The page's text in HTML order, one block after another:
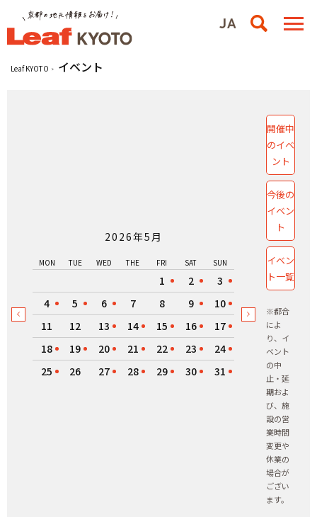
Leaf KYOTO イベント
2026年5月
MON TUE WED THE FRI SAT SUN
1 2
3
4
5 6 7 8 9
10
11
12 13 14 15 16
17
18
19 20 21 22 23
24
25
26 27 28 29 30 31
開催中
のイベ
ント
今後の
イベン
ト
イベン
ト一覧
※都合
によ
り、イ
ベント
の中
止・延
期およ
び、施
設の営
業時間
変更や
休業の
場合が
ござい
ます。